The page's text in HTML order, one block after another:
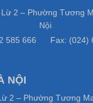
2 – Phường Tương
Nội
585 666 Fax: (024)
NỘI
2 – Phường Tương